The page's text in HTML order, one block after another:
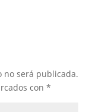
no será publicada.
con *